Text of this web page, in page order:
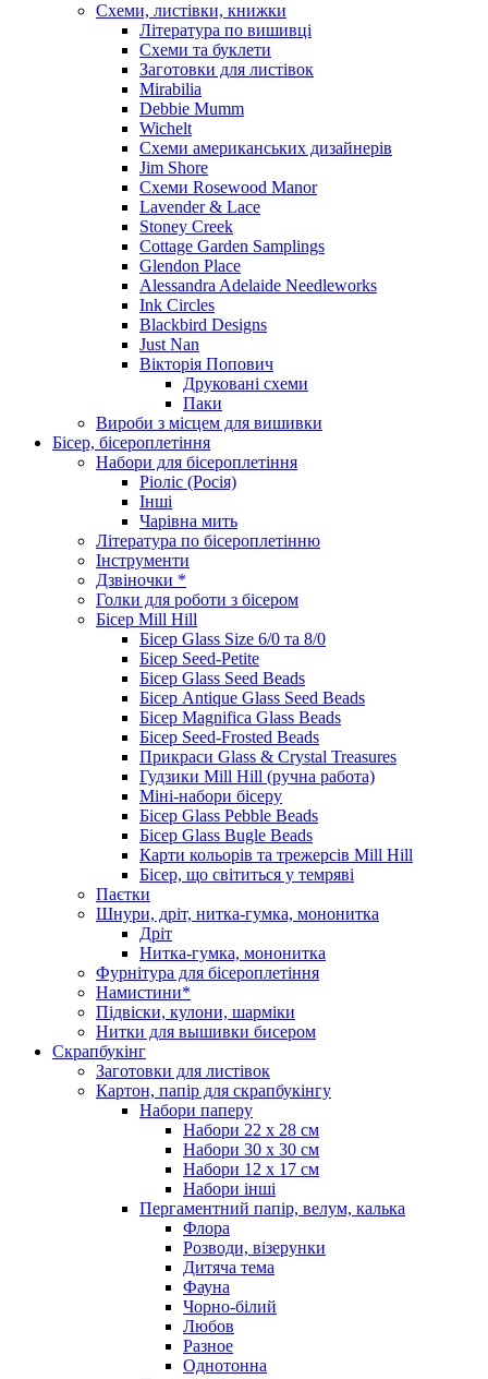
Схеми, листівки, книжки
Література по вишивці
Схеми та буклети
Заготовки для листівок
Mirabilia
Debbie Mumm
Wichelt
Схеми американських дизайнерів
Jim Shore
Cхеми Rosewood Manor
Lavender & Lace
Stoney Creek
Cottage Garden Samplings
Glendon Place
Alessandra Adelaide Needleworks
Ink Circles
Blackbird Designs
Just Nan
Вікторія Попович
Друковані схеми
Паки
Вироби з місцем для вишивки
Бісер, бісероплетіння
Набори для бісероплетіння
Ріоліс (Росія)
Інші
Чарівна мить
Література по бісероплетінню
Інструменти
Дзвіночки *
Голки для роботи з бісером
Бісер Mill Hill
Бісер Glass Size 6/0 та 8/0
Бісер Seed-Petite
Бісер Glass Seed Beads
Бісер Antique Glass Seed Beads
Бісер Magnifica Glass Beads
Бісер Seed-Frosted Beads
Прикраси Glass & Crystal Treasures
Гудзики Mill Hill (ручна работа)
Міні-набори бісеру
Бісер Glass Pebble Beads
Бісер Glass Bugle Beads
Карти кольорів та трежерсів Mill Hill
Бісер, що світиться у темряві
Паєтки
Шнури, дріт, нитка-гумка, мононитка
Дріт
Нитка-гумка, мононитка
Фурнітура для бісероплетіння
Намистини*
Підвіски, кулони, шарміки
Нитки для вышивки бисером
Скрапбукінг
Заготовки для листівок
Картон, папір для скрапбукінгу
Набори паперу
Набори 22 х 28 см
Набори 30 х 30 см
Набори 12 х 17 см
Набори інші
Пергаментний папір, велум, калька
Флора
Розводи, візерунки
Дитяча тема
Фауна
Чорно-білий
Любов
Разное
Однотонна